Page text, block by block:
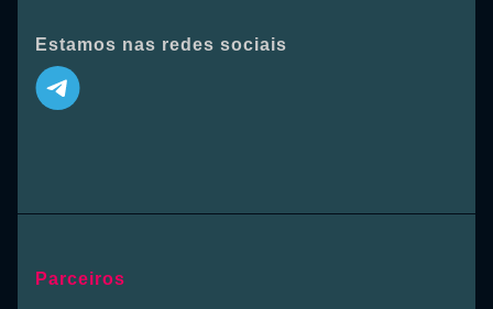
Estamos nas redes sociais
Parceiros